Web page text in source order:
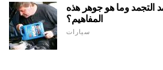
التجمد وما هو جوهر هذه
المفاهيم؟
سيارات